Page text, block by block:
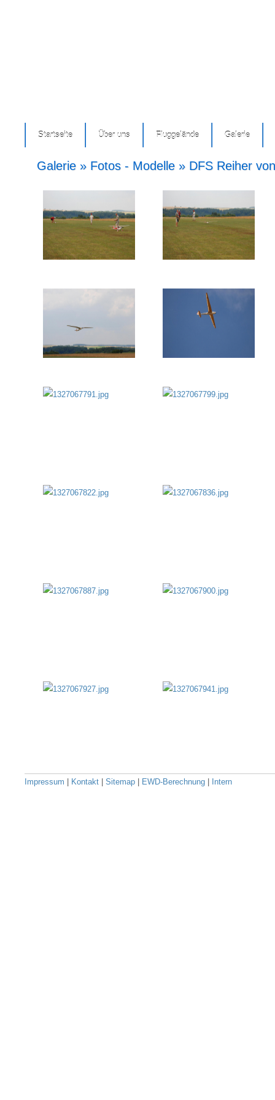
Startseite Über uns Fluggelände Galerie
Galerie » Fotos - Modelle » DFS Reiher
Impressum Kontakt Sitemap EWD-Berechnung Intern